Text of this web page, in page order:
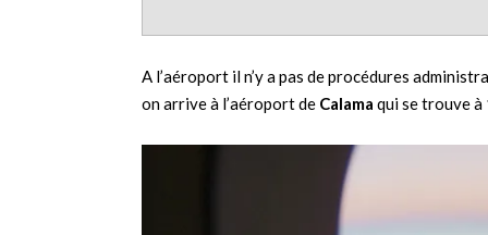
A l’aéroport il n’y a pas de procédures
on arrive à l’aéroport de Calama qui se trouve à